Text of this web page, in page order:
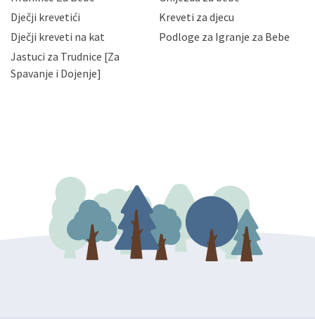
da možete u svako doba, u potpunosti ili djelomice,
zatražiti prestanak aktivnosti obrade Vaših osobnih
podataka. Opoziv privole možete podnijeti poštom na
gore navedenu adresu ili e-mailom na adresu:
Dječji krevetići
Kreveti za djecu
Dječji kreveti na kat
Podloge za Igranje za Bebe
Jastuci za Trudnice [Za
Spavanje i Dojenje]